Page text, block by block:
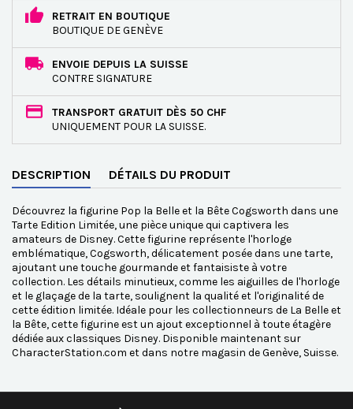
RETRAIT EN BOUTIQUE
BOUTIQUE DE GENÈVE
ENVOIE DEPUIS LA SUISSE
CONTRE SIGNATURE
TRANSPORT GRATUIT DÈS 50 CHF
UNIQUEMENT POUR LA SUISSE.
DESCRIPTION DÉTAILS DU PRODUIT
Découvrez la figurine Pop la Belle et la Bête Cogsworth dans une
Tarte Edition Limitée, une pièce unique qui captivera les
amateurs de Disney. Cette figurine représente l'horloge
emblématique, Cogsworth, délicatement posée dans une tarte,
ajoutant une touche gourmande et fantaisiste à votre
collection. Les détails minutieux, comme les aiguilles de l'horloge
et le glaçage de la tarte, soulignent la qualité et l'originalité de
cette édition limitée. Idéale pour les collectionneurs de La Belle et
la Bête, cette figurine est un ajout exceptionnel à toute étagère
dédiée aux classiques Disney. Disponible maintenant sur
CharacterStation.com et dans notre magasin de Genève, Suisse.